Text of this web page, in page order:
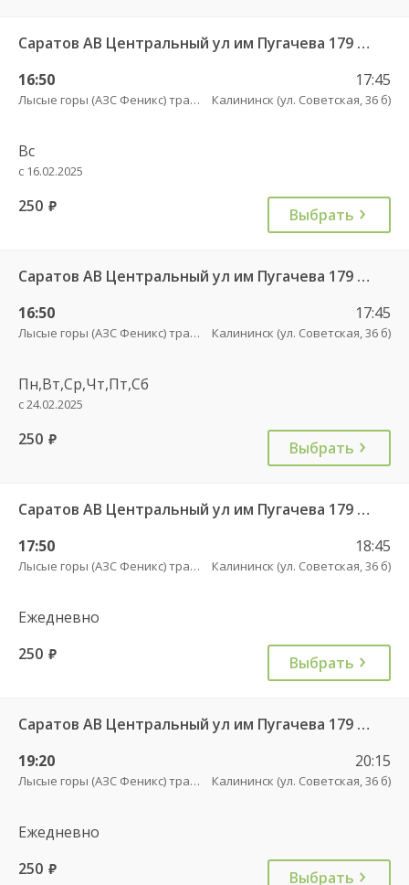
Саратов АВ Центральный ул им Пугачева 179 А — Романовка рп (ул Советская 116)
16:50
Лысые горы (АЗС Феникс) трасса
17:45
Калининск (ул. Советская, 36 б)
Вс
с 16.02.2025
250 руб. Выбрать
Саратов АВ Центральный ул им Пугачева 179 А — Балашов (Привокзальная площадь 7) 603-1
16:50
Лысые горы (АЗС Феникс) трасса
17:45
Калининск (ул. Советская, 36 б)
Пн,Вт,Ср,Чт,Пт,Сб
с 24.02.2025
250 руб. Выбрать
Саратов АВ Центральный ул им Пугачева 179 А — Балашов (Привокзальная площадь 7) 603-1
17:50
Лысые горы (АЗС Феникс) трасса
18:45
Калининск (ул. Советская, 36 б)
Ежедневно
250 руб. Выбрать
Саратов АВ Центральный ул им Пугачева 179 А — Балашов (Привокзальная площадь 7) 603-1
19:20
Лысые горы (АЗС Феникс) трасса
20:15
Калининск (ул. Советская, 36 б)
Ежедневно
250 руб. Выбрать